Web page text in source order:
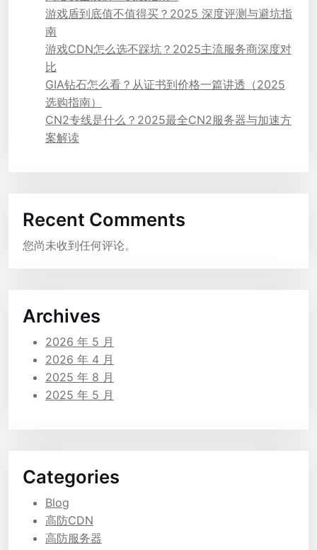
游戏盾到底值不值得买？2025 深度评测与避坑指
南
游戏CDN怎么选不踩坑？2025主流服务商深度对
比
GIA钻石怎么看？从证书到价格一篇讲透（2025
选购指南）
CN2专线是什么？2025最全CN2服务器与加速方
案解读
Recent Comments
您尚未收到任何评论。
Archives
2026 年 5 月
2026 年 4 月
2025 年 8 月
2025 年 5 月
Categories
Blog
高防CDN
高防服务器